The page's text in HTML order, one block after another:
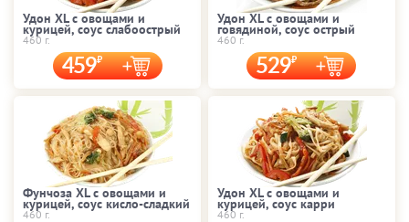
Удон XL с овощами и
курицей, соус слабоострый
460 г.
459
Удон XL с овощами и
говядиной, соус острый
460 г.
529
Фунчоза XL с овощами и
курицей, соус кисло-сладкий
460 г.
Удон XL с овощами и
курицей, соус карри
460 г.